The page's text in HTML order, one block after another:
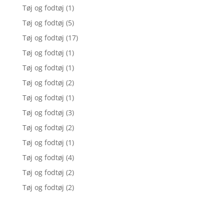
Tøj og fodtøj (1)
Tøj og fodtøj (5)
Tøj og fodtøj (17)
Tøj og fodtøj (1)
Tøj og fodtøj (1)
Tøj og fodtøj (2)
Tøj og fodtøj (1)
Tøj og fodtøj (3)
Tøj og fodtøj (2)
Tøj og fodtøj (1)
Tøj og fodtøj (4)
Tøj og fodtøj (2)
Tøj og fodtøj (2)